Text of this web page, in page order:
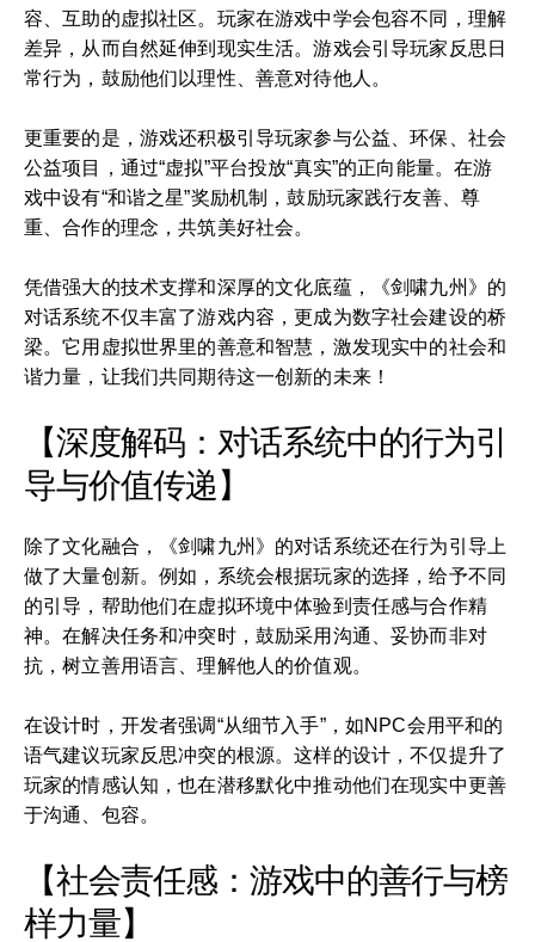
容、互助的虚拟社区。玩家在游戏中学会包容不同，理解
差异，从而自然延伸到现实生活。游戏会引导玩家反思日
常行为，鼓励他们以理性、善意对待他人。
更重要的是，游戏还积极引导玩家参与公益、环保、社会
公益项目，通过“虚拟”平台投放“真实”的正向能量。在游
戏中设有“和谐之星”奖励机制，鼓励玩家践行友善、尊
重、合作的理念，共筑美好社会。
凭借强大的技术支撑和深厚的文化底蕴，《剑啸九州》的
对话系统不仅丰富了游戏内容，更成为数字社会建设的桥
梁。它用虚拟世界里的善意和智慧，激发现实中的社会和
谐力量，让我们共同期待这一创新的未来！
【深度解码：对话系统中的行为引
导与价值传递】
除了文化融合，《剑啸九州》的对话系统还在行为引导上
做了大量创新。例如，系统会根据玩家的选择，给予不同
的引导，帮助他们在虚拟环境中体验到责任感与合作精
神。在解决任务和冲突时，鼓励采用沟通、妥协而非对
抗，树立善用语言、理解他人的价值观。
在设计时，开发者强调“从细节入手”，如NPC会用平和的
语气建议玩家反思冲突的根源。这样的设计，不仅提升了
玩家的情感认知，也在潜移默化中推动他们在现实中更善
于沟通、包容。
【社会责任感：游戏中的善行与榜
样力量】